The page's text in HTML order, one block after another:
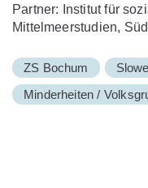
Partner: Institut für
Mittelmeerstudien,
ZS Bochum
Minderheiten /